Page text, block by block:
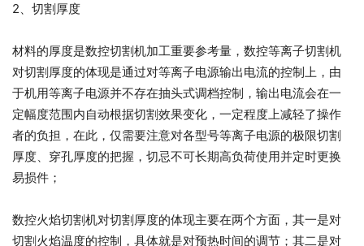
2、切割厚度
材料的厚度是数控切割机加工重要参考量，数控等离子切割机
对切割厚度的体现是通过对等离子电源输出电流的控制上，由
于机用等离子电源并不存在抽头式调档控制，输出电流会在一
定幅度范围内自动根据切割效果变化，一定程度上减轻了操作
者的负担，在此，仅需要注意对各型号等离子电源的极限切割
厚度、穿孔厚度的把握，切忌不可长期高负荷使用并定时更换
易损件；
数控火焰切割机对切割厚度的体现主要在两个方面，其一是对
切割火焰温度的控制，具体就是对预热时间的调节；其二是对